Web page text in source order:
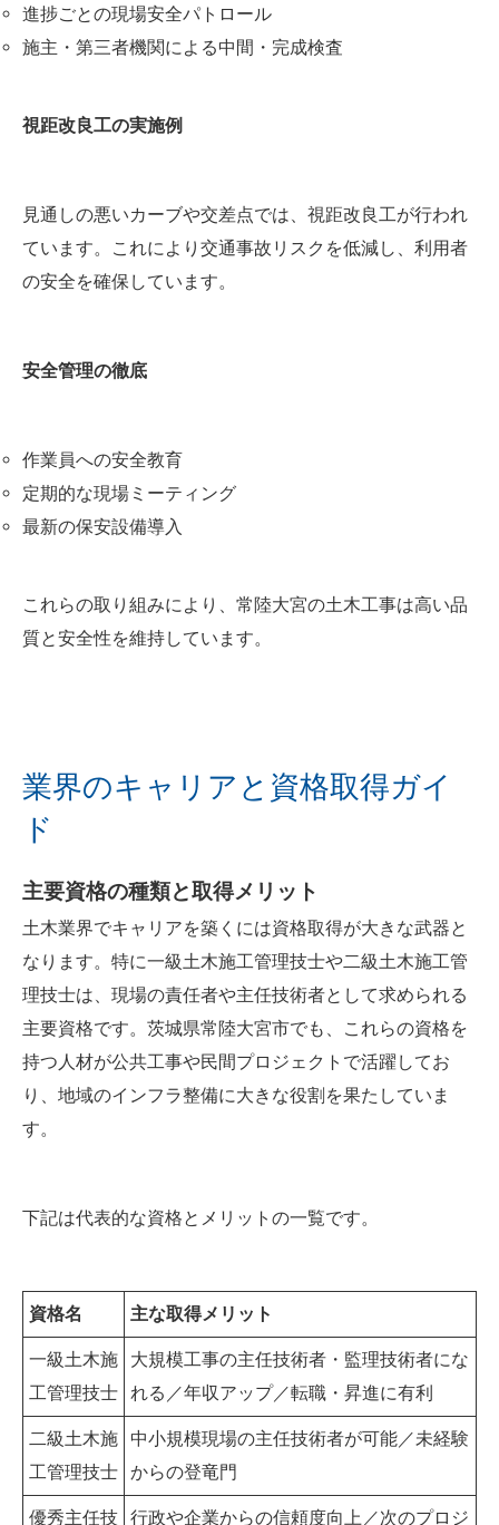
進捗ごとの現場安全パトロール
施主・第三者機関による中間・完成検査
視距改良工の実施例
見通しの悪いカーブや交差点では、視距改良工が行われ
ています。これにより交通事故リスクを低減し、利用者
の安全を確保しています。
安全管理の徹底
作業員への安全教育
定期的な現場ミーティング
最新の保安設備導入
これらの取り組みにより、常陸大宮の土木工事は高い品
質と安全性を維持しています。
業界のキャリアと資格取得ガイ
ド
主要資格の種類と取得メリット
土木業界でキャリアを築くには資格取得が大きな武器と
なります。特に一級土木施工管理技士や二級土木施工管
理技士は、現場の責任者や主任技術者として求められる
主要資格です。茨城県常陸大宮市でも、これらの資格を
持つ人材が公共工事や民間プロジェクトで活躍してお
り、地域のインフラ整備に大きな役割を果たしていま
す。
下記は代表的な資格とメリットの一覧です。
資格名 主な取得メリット
一級土木施
工管理技士
大規模工事の主任技術者・監理技術者にな
れる／年収アップ／転職・昇進に有利
二級土木施
工管理技士
中小規模現場の主任技術者が可能／未経験
からの登竜門
優秀主任技 行政や企業からの信頼度向上／次のプロジ